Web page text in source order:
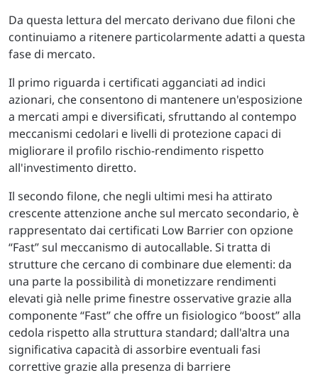
Da questa lettura del mercato derivano due filoni che
continuiamo a ritenere particolarmente adatti a questa
fase di mercato.
Il primo riguarda i certificati agganciati ad indici
azionari, che consentono di mantenere un'esposizione
a mercati ampi e diversificati, sfruttando al contempo
meccanismi cedolari e livelli di protezione capaci di
migliorare il profilo rischio-rendimento rispetto
all'investimento diretto.
Il secondo filone, che negli ultimi mesi ha attirato
crescente attenzione anche sul mercato secondario, è
rappresentato dai certificati Low Barrier con opzione
“Fast” sul meccanismo di autocallable. Si tratta di
strutture che cercano di combinare due elementi: da
una parte la possibilità di monetizzare rendimenti
elevati già nelle prime finestre osservative grazie alla
componente “Fast” che offre un fisiologico “boost” alla
cedola rispetto alla struttura standard; dall'altra una
significativa capacità di assorbire eventuali fasi
correttive grazie alla presenza di barriere